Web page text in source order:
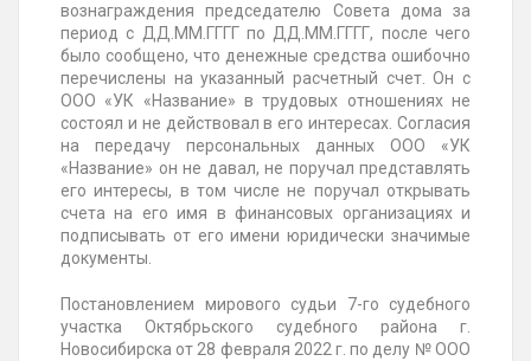
вознаграждения председателю Совета дома за
период с ДД.ММ.ГГГГпоДД.ММ.ГГГГ, после чего
было сообщено, что денежные средства ошибочно
перечислены на указанный расчетный счет. Он с
ООО «УК «Название» в трудовых отношениях не
состоял и не действовал в его интересах. Согласия
на передачу персональных данных ООО «УК
«Название» он не давал, не поручал представлять
его интересы, в том числе не поручал открывать
счета на его имя в финансовых организациях и
подписывать от его имени юридически значимые
документы.
Постановлением мирового судьи 7-го судебного
участка Октябрьского судебного района г.
Новосибирска от 28 февраля 2022 г. по делу №ООО